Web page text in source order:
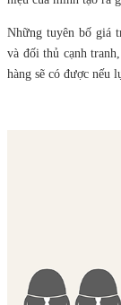
Những tuyên bố giá
và đối thủ cạnh
hàng sẽ có được nếu